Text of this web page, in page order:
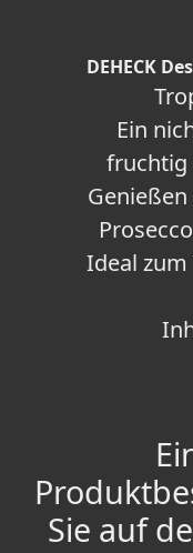
DEHECK
Ein
fruchtig
Ideal
Sie auf